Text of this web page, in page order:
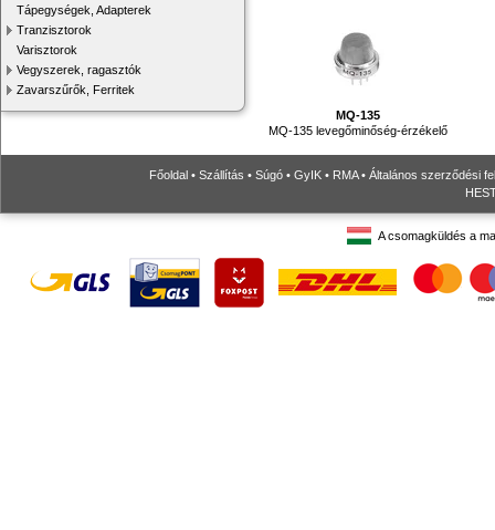
Tápegységek, Adapterek
Tranzisztorok
Varisztorok
Vegyszerek, ragasztók
Zavarszűrők, Ferritek
MQ-135
MQ-135 levegőminőség-érzékelő
Főoldal • Szállítás • Súgó • GyIK • RMA• Általános szerződési
A csomagküldés a